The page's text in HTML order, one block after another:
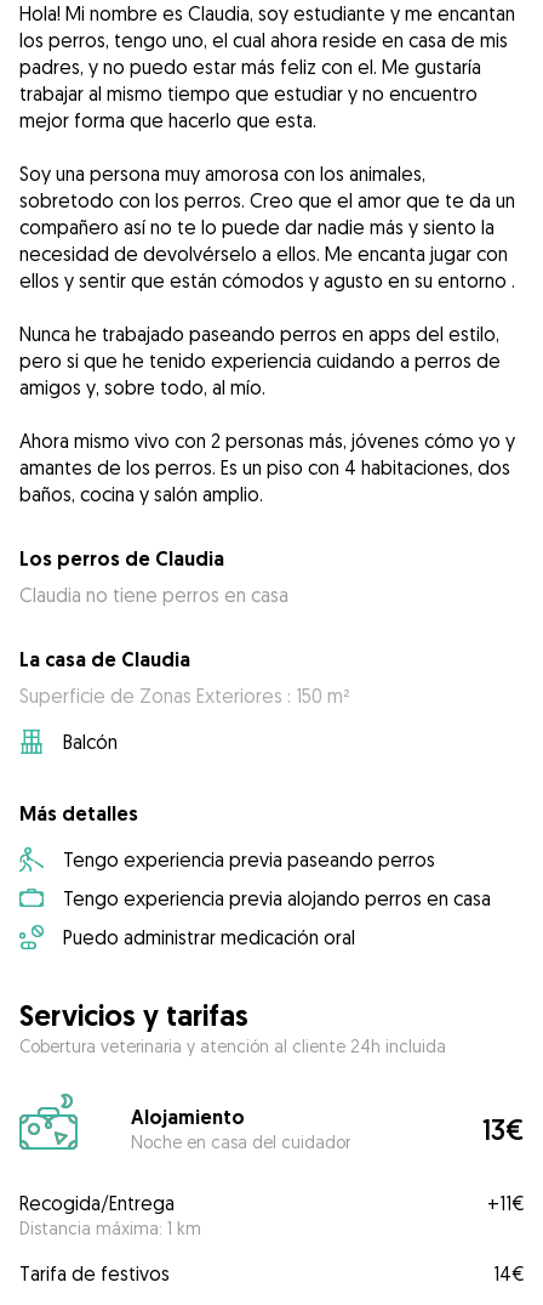
Hola! Mi nombre es Claudia, soy estudiante y me encantan
los perros, tengo uno, el cual ahora reside en casa de mis
padres, y no puedo estar más feliz con el. Me gustaría
trabajar al mismo tiempo que estudiar y no encuentro
mejor forma que hacerlo que esta.
Soy una persona muy amorosa con los animales,
sobretodo con los perros. Creo que el amor que te da un
compañero así no te lo puede dar nadie más y siento la
necesidad de devolvérselo a ellos. Me encanta jugar con
ellos y sentir que están cómodos y agusto en su entorno .
Nunca he trabajado paseando perros en apps del estilo,
pero si que he tenido experiencia cuidando a perros de
amigos y, sobre todo, al mío.
Ahora mismo vivo con 2 personas más, jóvenes cómo yo y
amantes de los perros. Es un piso con 4 habitaciones, dos
baños, cocina y salón amplio.
Los perros de Claudia
Claudia no tiene perros en casa
La casa de Claudia
Superficie de Zonas Exteriores : 150 m²
Balcón
Más detalles
Tengo experiencia previa paseando perros
Tengo experiencia previa alojando perros en casa
Puedo administrar medicación oral
Servicios y tarifas
Cobertura veterinaria y atención al cliente 24h incluida
Alojamiento
Noche en casa del cuidador 13€
Recogida/Entrega
Distancia máxima: 1 km
+11€
Tarifa de festivos
14€